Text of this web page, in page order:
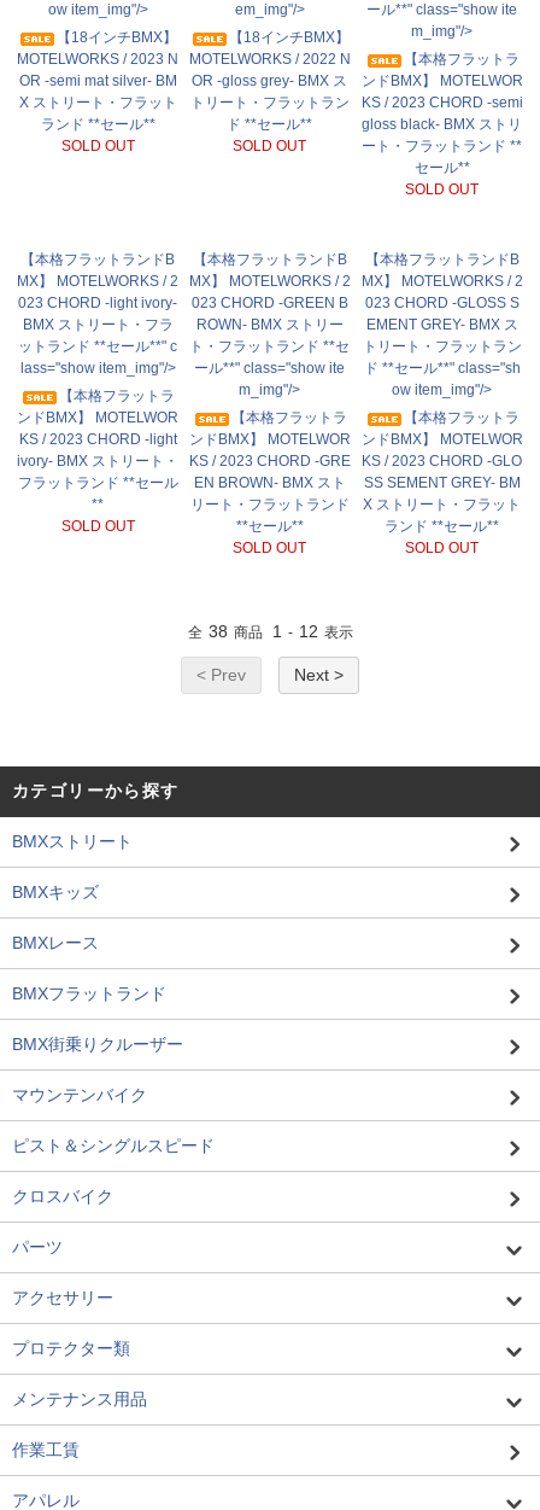
ow item_img"/>
【18インチBMX】
MOTELWORKS / 2023 N
OR -semi mat silver- BM
X ストリート・フラット
ランド **セール**
SOLD OUT
em_img"/>
【18インチBMX】
MOTELWORKS / 2022 N
OR -gloss grey- BMX ス
トリート・フラットラン
ド **セール**
SOLD OUT
ール**" class="show ite
m_img"/>
【本格フラットラ
ンドBMX】 MOTELWOR
KS / 2023 CHORD -semi
gloss black- BMX ストリ
ート・フラットランド **
セール**
SOLD OUT
【本格フラットランドB
MX】 MOTELWORKS / 2
023 CHORD -light ivory-
BMX ストリート・フラ
ットランド **セール**" c
lass="show item_img"/>
【本格フラットラ
ンドBMX】 MOTELWOR
KS / 2023 CHORD -light
ivory- BMX ストリート・
フラットランド **セール
**
SOLD OUT
【本格フラットランドB
MX】 MOTELWORKS / 2
023 CHORD -GREEN B
ROWN- BMX ストリー
ト・フラットランド **セ
ール**" class="show ite
m_img"/>
【本格フラットラ
ンドBMX】 MOTELWOR
KS / 2023 CHORD -GRE
EN BROWN- BMX スト
リート・フラットランド
**セール**
SOLD OUT
【本格フラットランドB
MX】 MOTELWORKS / 2
023 CHORD -GLOSS S
EMENT GREY- BMX ス
トリート・フラットラン
ド **セール**" class="sh
ow item_img"/>
【本格フラットラ
ンドBMX】 MOTELWOR
KS / 2023 CHORD -GLO
SS SEMENT GREY- BM
X ストリート・フラット
ランド **セール**
SOLD OUT
全 38 商品 1 - 12 表示
< Prev Next >
カテゴリーから探す
BMXストリート
BMXキッズ
BMXレース
BMXフラットランド
BMX街乗りクルーザー
マウンテンバイク
ピスト＆シングルスピード
クロスバイク
パーツ
アクセサリー
プロテクター類
メンテナンス用品
作業工賃
アパレル